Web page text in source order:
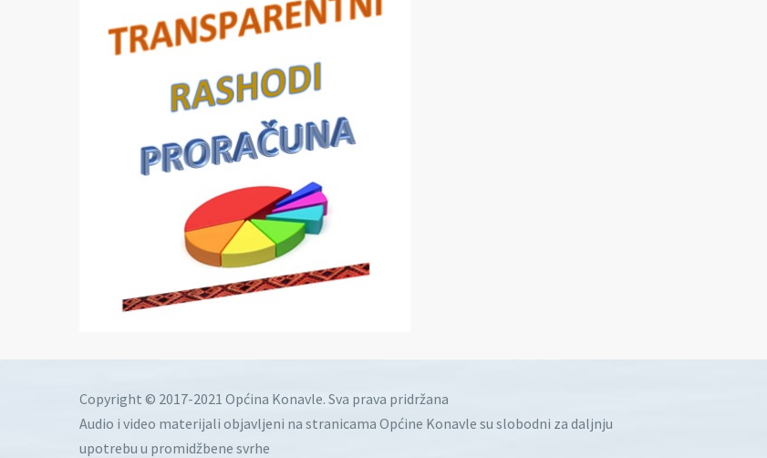
Copyright © 2017-2021 Općina Konavle. Sva prava pridržana
Audio i video materijali objavljeni na stranicama Općine Konavle su slobodni za daljnju
upotrebu u promidžbene svrhe